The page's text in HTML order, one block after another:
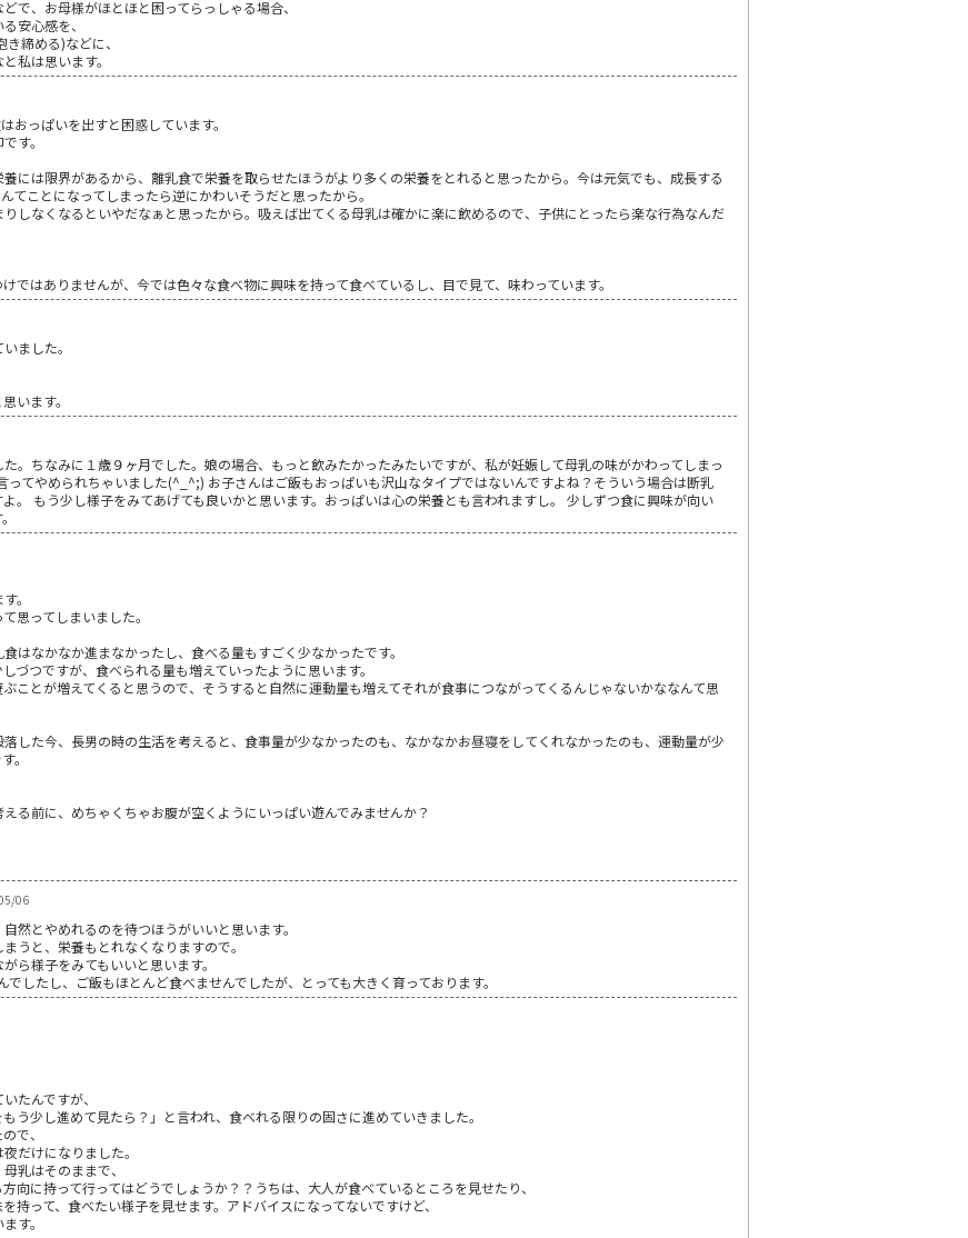
で、お母様がほとほと困ってらっしゃる場合、
安心感を、
締める)などに、
私は思います。
おっぱいを出すと困惑しています。
す。
には限界があるから、離乳食で栄養を取らせたほうがより多くの栄養をとれると思ったから。今は元気でも、成長する
ことになってしまったら逆にかわいそうだと思ったから。
しなくなるといやだなぁと思ったから。吸えば出てくる母乳は確かに楽に飲めるので、子供にとったら楽な行為なんだ
ではありませんが、今では色々な食べ物に興味を持って食べているし、目で見て、味わっています。
ました。
います。
。ちなみに１歳９ヶ月でした。娘の場合、もっと飲みたかったみたいですが、私が妊娠して母乳の味がかわってしまっ
ってやめられちゃいました(^_^;) お子さんはご飯もおっぱいも沢山なタイプではないんですよね？そういう場合は断乳
。 もう少し様子をみてあげても良いかと思います。おっぱいは心の栄養とも言われますし。 少しずつ食に興味が向い
。
思ってしまいました。
はなかなか進まなかったし、食べる量もすごく少なかったです。
づつですが、食べられる量も増えていったように思います。
ことが増えてくると思うので、そうすると自然に運動量も増えてそれが食事につながってくるんじゃないかななんて思
した今、長男の時の生活を考えると、食事量が少なかったのも、なかなかお昼寝をしてくれなかったのも、運動量が少
。
る前に、めちゃくちゃお腹が空くようにいっぱい遊んでみませんか？
06
然とやめれるのを待つほうがいいと思います。
うと、栄養もとれなくなりますので。
ら様子をみてもいいと思います。
したし、ご飯もほとんど食べませんでしたが、とっても大きく育っております。
たんですが、
う少し進めて見たら？」と言われ、食べれる限りの固さに進めていきました。
で、
だけになりました。
乳はそのままで、
向に持って行ってはどうでしょうか？？うちは、大人が食べているところを見せたり、
持って、食べたい様子を見せます。アドバイスになってないですけど、
す。